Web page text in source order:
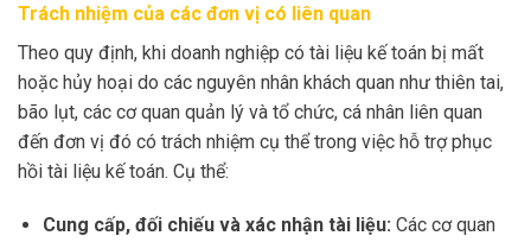
Trách nhiệm của các đơn vị có liên quan
Theo quy định, khi doanh nghiệp có tài liệu kế toán bị mất
hoặc hủy hoại do các nguyên nhân khách quan như thiên tai,
bão lụt, các cơ quan quản lý và tổ chức, cá nhân liên quan
đến đơn vị đó có trách nhiệm cụ thể trong việc hỗ trợ phục
hồi tài liệu kế toán. Cụ thể:
Cung cấp, đối chiếu và xác nhận tài liệu: Các cơ quan